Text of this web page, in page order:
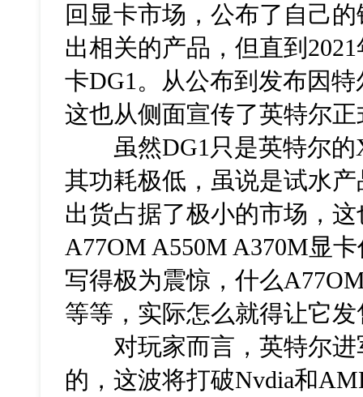
回显卡市场，公布了自己
出相关的产品，但直到
卡DG1。从公布到发布因
这也从侧面宣传了英特尔
虽然DG1只是英特尔的
其功耗极低，虽说是试水
出货占据了极小的市场，
A77OM A550M A370M显
写得极为震惊，什么
等等，实际怎么就得让它
对玩家而言，英特尔进
的，这波将打破Nvdia和